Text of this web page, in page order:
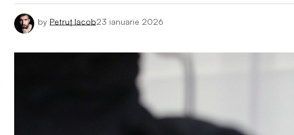
by Petruț Iacob23 ianuarie 2026